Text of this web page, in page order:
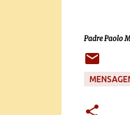
Padre Paolo